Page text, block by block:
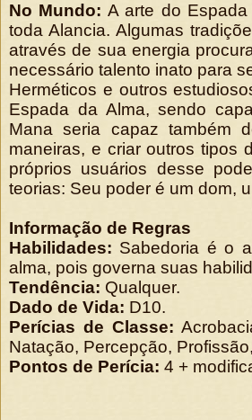
No Mundo: A arte do
toda Alancia. Algumas
através de sua energia
necessário talento inato para
Herméticos e outros
Espada da Alma, sendo
Mana seria capaz também
maneiras, e criar outros tipos
próprios usuários desse
teorias: Seu poder é um dom,
Informação de Regras
Habilidades: Sabedoria é o
alma, pois governa suas
Tendência: Qualquer.
Dado de Vida: D10.
Perícias de Classe:
Natação, Percepção,
Pontos de Perícia: 4 +